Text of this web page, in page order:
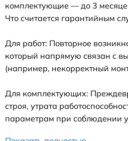
комплектующие — до 3
Что считается гарантийным
Для работ: Повторное
который напрямую связан с
(например, некорректный
Для комплектующих:
строя, утрата
параметрам при соблюдении